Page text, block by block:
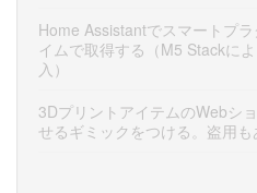
Home Assistantでスマートプ
イムで取得する（M5 Stackに
入）
3DプリントアイテムのWebシ
せるギミックをつける。盗用も